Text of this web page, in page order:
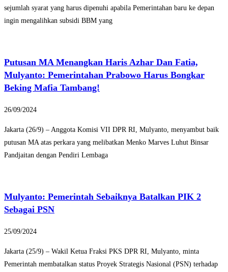
sejumlah syarat yang harus dipenuhi apabila Pemerintahan baru ke depan
ingin mengalihkan subsidi BBM yang
Putusan MA Menangkan Haris Azhar Dan Fatia,
Mulyanto: Pemerintahan Prabowo Harus Bongkar
Beking Mafia Tambang!
26/09/2024
Jakarta (26/9) – Anggota Komisi VII DPR RI, Mulyanto, menyambut baik
putusan MA atas perkara yang melibatkan Menko Marves Luhut Binsar
Pandjaitan dengan Pendiri Lembaga
Mulyanto: Pemerintah Sebaiknya Batalkan PIK 2
Sebagai PSN
25/09/2024
Jakarta (25/9) – Wakil Ketua Fraksi PKS DPR RI, Mulyanto, minta
Pemerintah membatalkan status Proyek Strategis Nasional (PSN) terhadap